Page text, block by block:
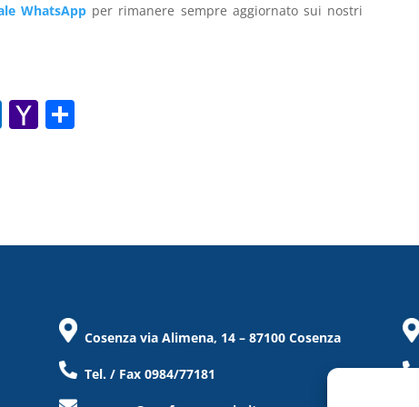
WhatsApp per rimanere sempre aggiornato sui nostri
O Y
Cosenza via Alimena, 14 – 87100 Cosenza
Tel. / Fax 0984/77181